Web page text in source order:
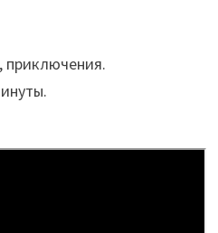
приключения.